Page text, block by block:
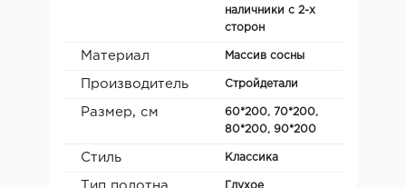
наличники с 2-х
сторон
Материал Массив сосны
Производитель Стройдетали
Размер, см
60*200, 70*200,
80*200, 90*200
Стиль Классика
Тип полотна Глухое